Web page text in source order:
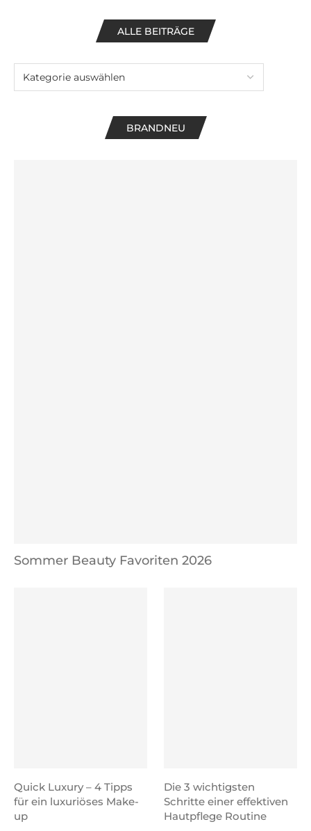
ALLE BEITRÄGE
BRANDNEU
Sommer Beauty Favoriten 2026
Quick Luxury – 4 Tipps
für ein luxuriöses Make-
up
Die 3 wichtigsten
Schritte einer effektiven
Hautpflege Routine